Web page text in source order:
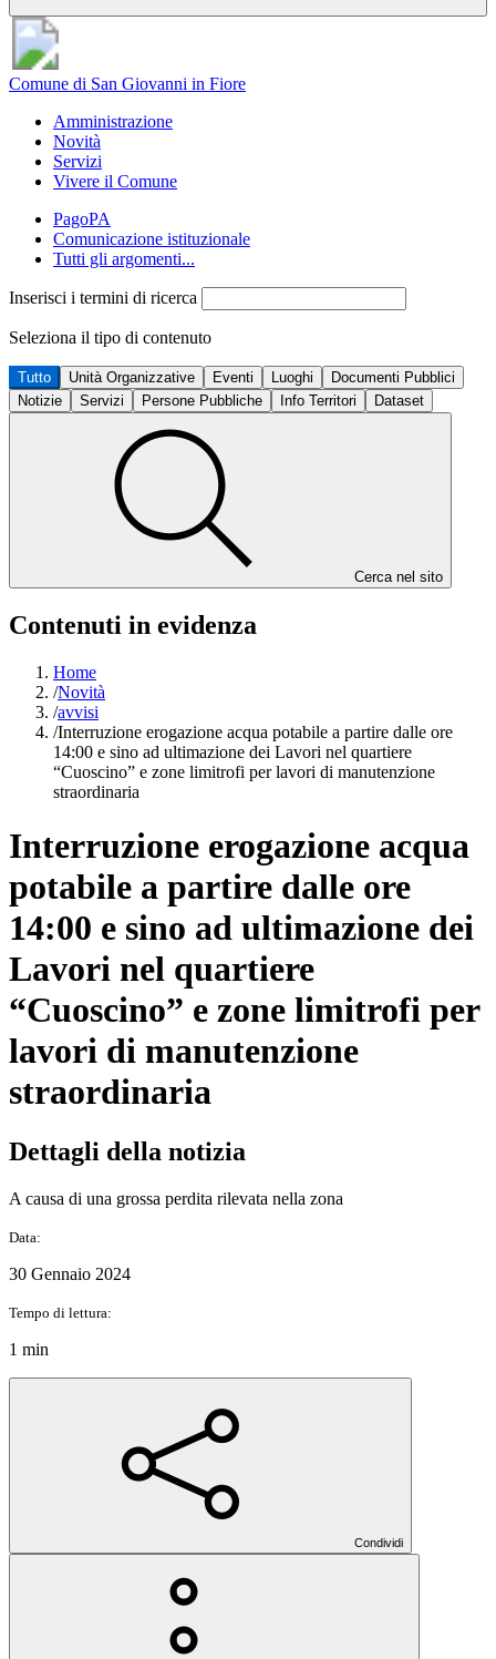
Comune di San Giovanni in Fiore
Amministrazione
Novità
Servizi
Vivere il Comune
PagoPA
Comunicazione istituzionale
Tutti gli argomenti...
Inserisci i termini di ricerca
Seleziona il tipo di contenuto
Tutto Unità Organizzative Eventi Luoghi
Documenti Pubblici
Notizie
Servizi Persone Pubbliche Info Territori Dataset
Cerca nel sito
Contenuti in evidenza
Home
/Novità
/avvisi
/Interruzione erogazione acqua potabile a partire dalle ore
14:00 e sino ad ultimazione dei Lavori nel quartiere
“Cuoscino” e zone limitrofi per lavori di manutenzione
straordinaria
Interruzione erogazione acqua
potabile a partire dalle ore
14:00 e sino ad ultimazione dei
Lavori nel quartiere
“Cuoscino” e zone limitrofi per
lavori di manutenzione
straordinaria
Dettagli della notizia
A causa di una grossa perdita rilevata nella zona
Data:
30 Gennaio 2024
Tempo di lettura:
1 min
Condividi